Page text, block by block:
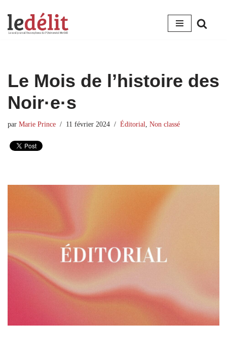
Aller
Le Mois de l’histoire des
Noir·e·s
par Marie Prince 11 février 2024 Éditorial Non classé